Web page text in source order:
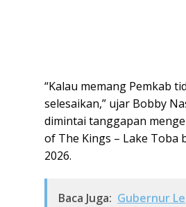
“Kalau memang Pemkab
selesaikan,” ujar Bobby
dimintai tanggapan
of The Kings – Lake Toba
2026.
Baca Juga: Gubernur